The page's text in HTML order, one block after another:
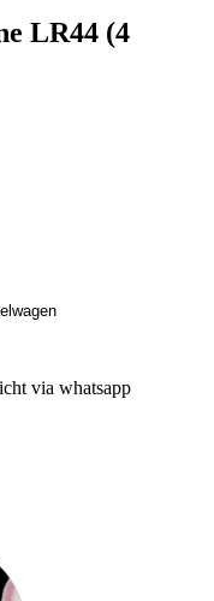
LR44 (4
via whatsapp